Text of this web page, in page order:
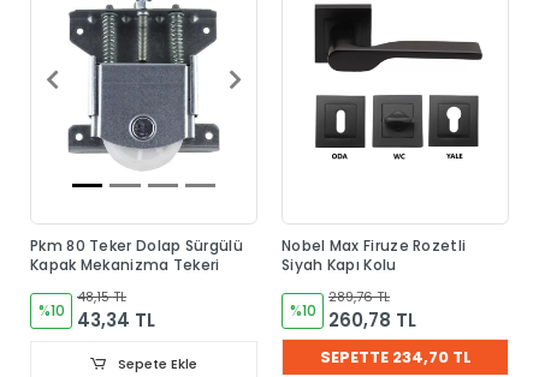
Pkm 80 Teker Dolap Sürgülü
Kapak Mekanizma Tekeri
%10
48,15 TL
43,34 TL
Sepete Ekle
Nobel Max Firuze Rozetli
Siyah Kapı Kolu
%10
289,76 TL
260,78 TL
SEPETTE 234,70 TL